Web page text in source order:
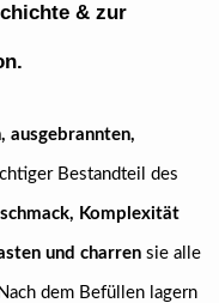
& zur
ausgebrannten,
Bestandteil des
Komplexität
und charren sie alle
dem Befüllen lagern